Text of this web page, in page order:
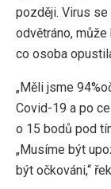
později. Virus
odvětráno,
co osoba
„Měli jsme
Covid-19 a po
o 15 bodů pod
„Musíme být
být očkováni,“